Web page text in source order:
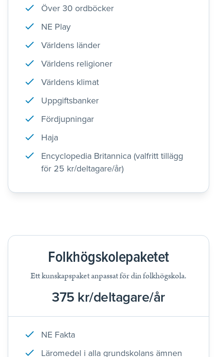
Över 30 ordböcker
NE Play
Världens länder
Världens religioner
Världens klimat
Uppgiftsbanker
Fördjupningar
Haja
Encyclopedia Britannica (valfritt tillägg
för 25 kr/deltagare/år)
Folkhögskolepaketet
Ett kunskapspaket anpassat för din folkhögskola.
375 kr/deltagare/år
NE Fakta
Läromedel i alla grundskolans ämnen